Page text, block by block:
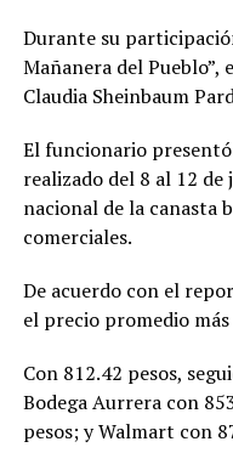
Durante su
Mañanera del Pueblo”,
Claudia Sheinbaum
El funcionario
realizado del 8 al 12
nacional de la canasta
comerciales.
De acuerdo con el
el precio promedio más
Con 812.42 pesos,
Bodega Aurrera con
pesos; y Walmart con